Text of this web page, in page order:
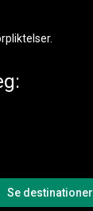
Se destinationer